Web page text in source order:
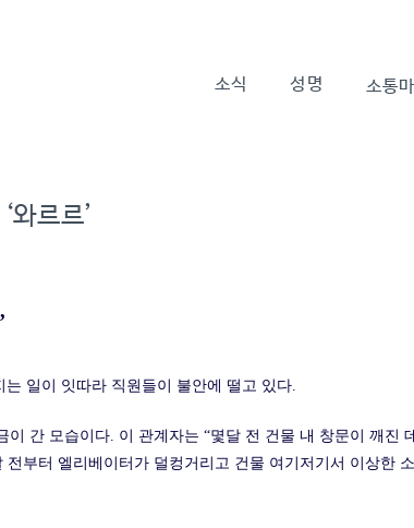
소식 성명 소통
와르르’
일이 잇따라 직원들이 불안에 떨고 있다.
간 모습이다. 이 관계자는 “몇달 전 건물 내 창문이 깨진
부터 엘리베이터가 덜컹거리고 건물 여기저기서 이상한